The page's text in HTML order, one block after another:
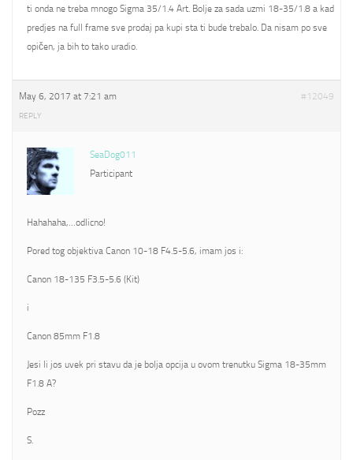
ti onda ne treba mnogo Sigma 35/1.4 Art. Bolje za sada uzmi 18-35/1.8 a kad
predjes na full frame sve prodaj pa kupi sta ti bude trebalo. Da nisam po sve
opičen, ja bih to tako uradio.
May 6, 2017 at 7:21 am #12049
REPLY
SeaDog011
Participant
Hahahaha,…odlicno!
Pored tog objektiva Canon 10-18 F4.5-5.6, imam jos i:
Canon 18-135 F3.5-5.6 (Kit)
i
Canon 85mm F1.8
Jesi li jos uvek pri stavu da je bolja opcija u ovom trenutku Sigma 18-35mm
F1.8 A?
Pozz
S.